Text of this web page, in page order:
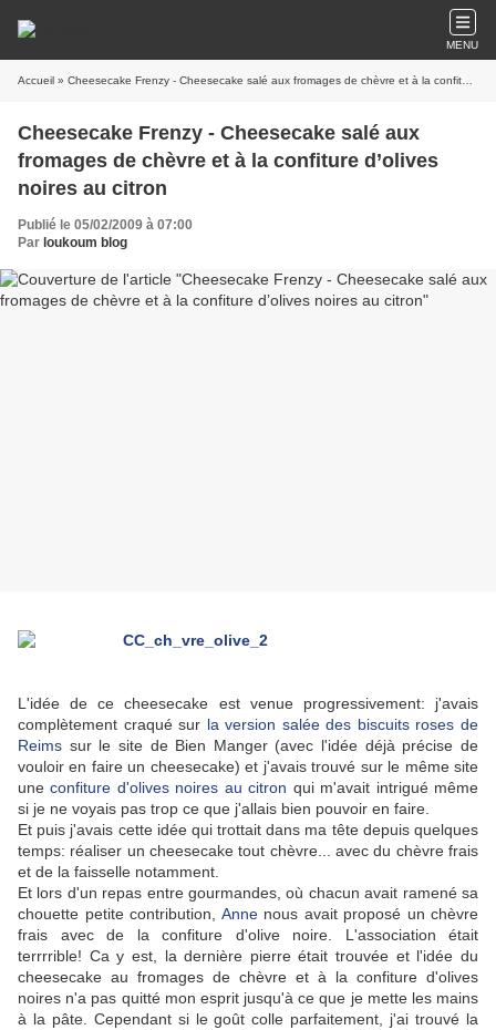
MENU
Accueil » Cheesecake Frenzy - Cheesecake salé aux fromages de chèvre et à la confiture d’olives noires au citron
Cheesecake Frenzy - Cheesecake salé aux
fromages de chèvre et à la confiture d’olives
noires au citron
Publié le 05/02/2009 à 07:00
Par loukoum blog
L'idée de ce cheesecake est venue progressivement: j'avais
complètement craqué sur la version salée des biscuits roses de
Reims sur le site de Bien Manger (avec l'idée déjà précise de
vouloir en faire un cheesecake) et j'avais trouvé sur le même site
uneconfiture d'olives noires au citron qui m'avait intrigué même
si je ne voyais pas trop ce que j'allais bien pouvoir en faire.
Et puis j'avais cette idée qui trottait dans ma tête depuis quelques
temps: réaliser un cheesecake tout chèvre... avec du chèvre frais
et de la faisselle notamment.
Et lors d'un repas entre gourmandes, où chacun avait ramené sa
chouette petite contribution, Annenous avait proposé un chèvre
frais avec de la confiture d'olive noire. L'association était
terrrrible! Ca y est, la dernière pierre était trouvée et l'idée du
cheesecake au fromages de chèvre et à la confiture d'olives
noires n'a pas quitté mon esprit jusqu'à ce que je mette les mains
à la pâte. Cependant si le goût colle parfaitement, j'ai trouvé la